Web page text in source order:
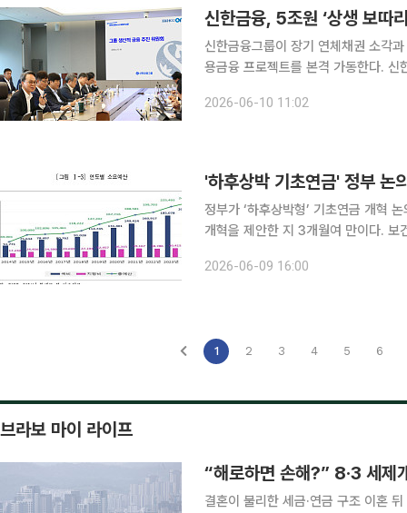
신한금융, 5조원 ‘상생 보
신한금융그룹이 장기 연체채권 소각
용금융 프로젝트를 본격 가동한다. 신한금융은 10일 서울 여의도 TP타워에서 제5차 그룹 생산적
2026-06-10 11:02
'하후상박 기초연금' 정부
정부가 ‘하후상박형’ 기초연금 개혁
개혁을 제안한 지 3개월여 만이다. 보건복지부는 9일 서울 중구 서울역 회의실에서 현수엽 1차관이
원, 최옥금 국민연금연구원 연금제도
2026-06-09 16:00
1 2 3 4 5 6
브라보 마이 라이프
“해로하면 손해?” 8·3 세제
결혼이 불리한 세금·연금 구조 이혼 뒤